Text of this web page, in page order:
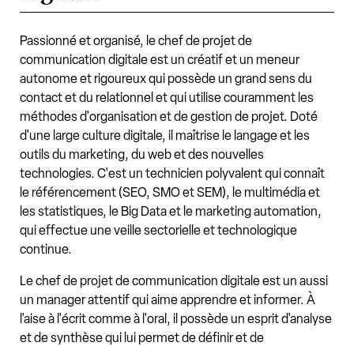
Passionné et organisé, le chef de projet de
communication digitale est un créatif et un meneur
autonome et rigoureux qui possède un grand sens du
contact et du relationnel et qui utilise couramment les
méthodes d'organisation et de gestion de projet. Doté
d'une large culture digitale, il maîtrise le langage et les
outils du marketing, du web et des nouvelles
technologies. C'est un technicien polyvalent qui connaît
le référencement (SEO, SMO et SEM), le multimédia et
les statistiques, le Big Data et le marketing automation,
qui effectue une veille sectorielle et technologique
continue.
Le chef de projet de communication digitale est un aussi
un manager attentif qui aime apprendre et informer. À
l'aise à l'écrit comme à l'oral, il possède un esprit d'analyse
et de synthèse qui lui permet de définir et de